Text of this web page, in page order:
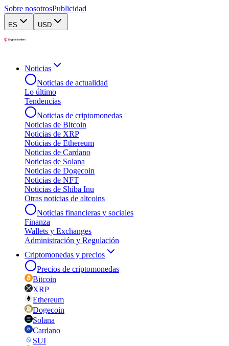
Sobre nosotrosPublicidad
ES USD
Noticias
Noticias de actualidad
Lo último
Tendencias
Noticias de criptomonedas
Noticias de Bitcoin
Noticias de XRP
Noticias de Ethereum
Noticias de Cardano
Noticias de Solana
Noticias de Dogecoin
Noticias de NFT
Noticias de Shiba Inu
Otras noticias de altcoins
Noticias financieras y sociales
Finanza
Wallets y Exchanges
Administración y Regulación
Criptomonedas y precios
Precios de criptomonedas
Bitcoin
XRP
Ethereum
Dogecoin
Solana
Cardano
SUI